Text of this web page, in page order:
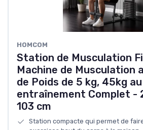
HOMCOM
Station de Musculation
Machine de Musculation
de Poids de 5 kg, 45kg
entraînement Complet -
103 cm
Station compacte qui permet de